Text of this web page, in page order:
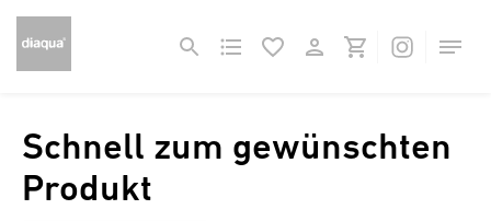
Schnell zum gewünschten
Produkt